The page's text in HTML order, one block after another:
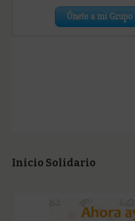
Inicio Solidario